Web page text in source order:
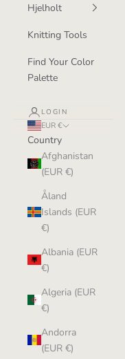
Hjelholt
Knitting Tools
Find Your Color
Palette
LOGIN
EUR €
Country
Afghanistan
(EUR €)
Åland
Islands (EUR
€)
Albania (EUR
€)
Algeria (EUR
€)
Andorra
(EUR €)